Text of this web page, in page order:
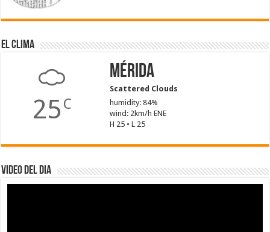
El Clima
25 C
Mérida
Scattered Clouds
humidity: 84%
wind: 2km/h ENE
H 25 • L 25
Video del dia